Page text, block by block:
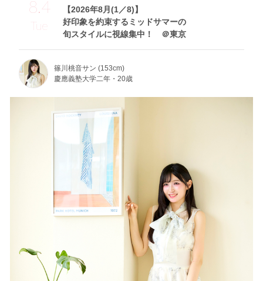
8.4
Tue
【2026年8月(1／8)】
好印象を約束するミッドサマーの
旬スタイルに視線集中！ ＠東京
篠川桃音サン (153cm)
慶應義塾大学二年・20歳